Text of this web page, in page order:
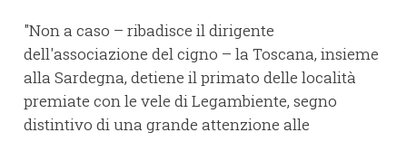
"Non a caso – ribadisce il dirigente
dell'associazione del cigno – la Toscana, insieme
alla Sardegna, detiene il primato delle località
premiate con le vele di Legambiente, segno
distintivo di una grande attenzione alle